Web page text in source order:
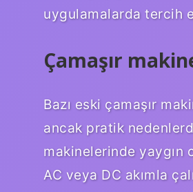
uygulamalarda tercih
Çamaşır
Bazı eski çamaşır
ancak pratik
makinelerinde yaygın
AC veya DC akımla